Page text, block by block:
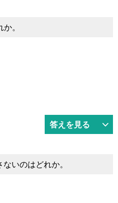
。
答えを見る
いのはどれか。